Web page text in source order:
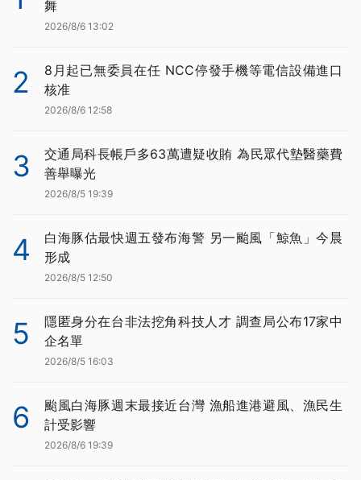
舞
2026/8/6 13:02
2
8月起已無委員在任 NCC停發手機等電信設備進口
核准
2026/8/6 12:58
3
交通局科長帳戶多63萬遭疑收賄 為民眾代墊醫藥費
善舉曝光
2026/8/5 19:39
4
白海豚估最快週五發布海警 另一颱風「鯨魚」今晨
形成
2026/8/5 12:50
5
隱匿身分在台非法挖角科技人才 調查局公布17家中
企名單
2026/8/5 16:03
6
颱風白海豚週末最接近台灣 漁船進港避風、漁民生
計受影響
2026/8/6 19:39